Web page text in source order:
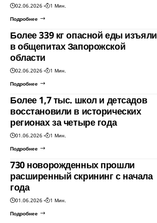
02.06.2026
1 Мин.
Подробнее
Более 339 кг опасной еды изъяли
в общепитах Запорожской
области
02.06.2026
1 Мин.
Подробнее
Более 1,7 тыс. школ и детсадов
восстановили в исторических
регионах за четыре года
01.06.2026
1 Мин.
Подробнее
730 новорожденных прошли
расширенный скрининг с начала
года
01.06.2026
1 Мин.
Подробнее